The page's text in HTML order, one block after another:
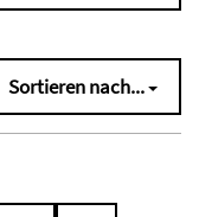
Sortieren nach...